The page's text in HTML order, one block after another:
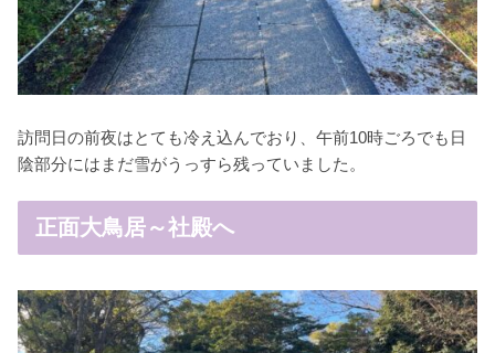
訪問日の前夜はとても冷え込んでおり、午前10時ごろでも日
陰部分にはまだ雪がうっすら残っていました。
正面大鳥居～社殿へ